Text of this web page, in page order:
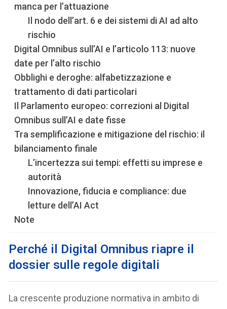
manca per l’attuazione
Il nodo dell’art. 6 e dei sistemi di AI ad alto
rischio
Digital Omnibus sull’AI e l’articolo 113: nuove
date per l’alto rischio
Obblighi e deroghe: alfabetizzazione e
trattamento di dati particolari
Il Parlamento europeo: correzioni al Digital
Omnibus sull’AI e date fisse
Tra semplificazione e mitigazione del rischio: il
bilanciamento finale
L’incertezza sui tempi: effetti su imprese e
autorità
Innovazione, fiducia e compliance: due
letture dell’AI Act
Note
Perché il Digital Omnibus riapre il
dossier sulle regole digitali
La crescente produzione normativa in ambito di